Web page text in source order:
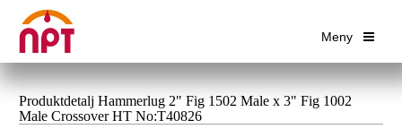
Meny
Produktdetalj Hammerlug 2" Fig 1502 Male x 3" Fig 1002
Male Crossover HT No:T40826